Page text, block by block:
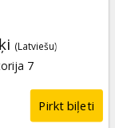
(Latviešu)
7
Pirkt biļeti